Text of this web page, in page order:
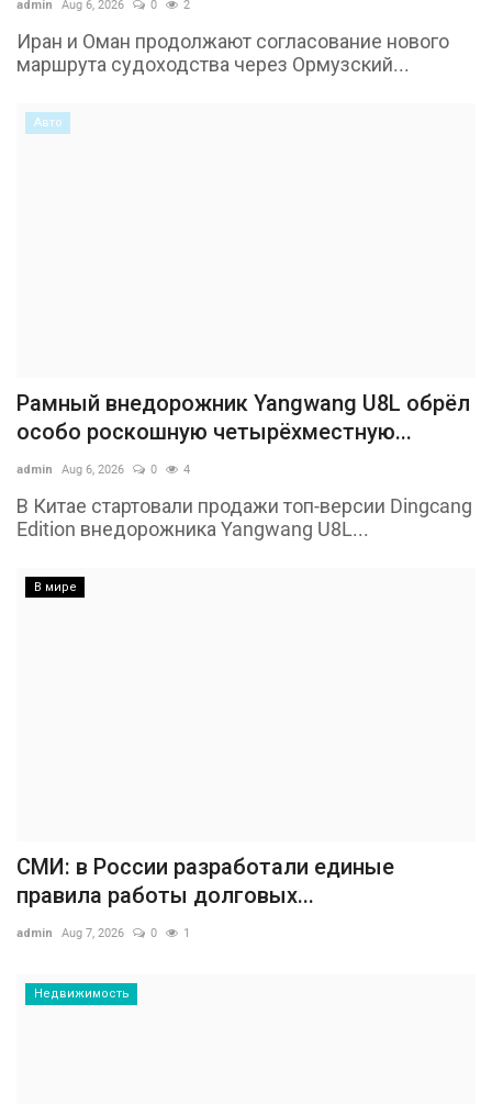
admin Aug 6, 2026 0 2
Иран и Оман продолжают согласование нового
маршрута судоходства через Ормузский...
Авто
Рамный внедорожник Yangwang U8L обрёл
особо роскошную четырёхместную...
admin Aug 6, 2026 0 4
В Китае стартовали продажи топ-версии Dingcang
Edition внедорожника Yangwang U8L...
В мире
СМИ: в России разработали единые
правила работы долговых...
admin Aug 7, 2026 0 1
Недвижимость